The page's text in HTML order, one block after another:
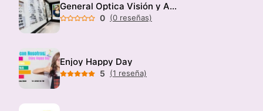
General Optica Visión y Audición
0 (0 reseñas)
Enjoy Happy Day
5 (1 reseña)